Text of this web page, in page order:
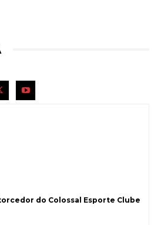
do Colossal Esporte Clube